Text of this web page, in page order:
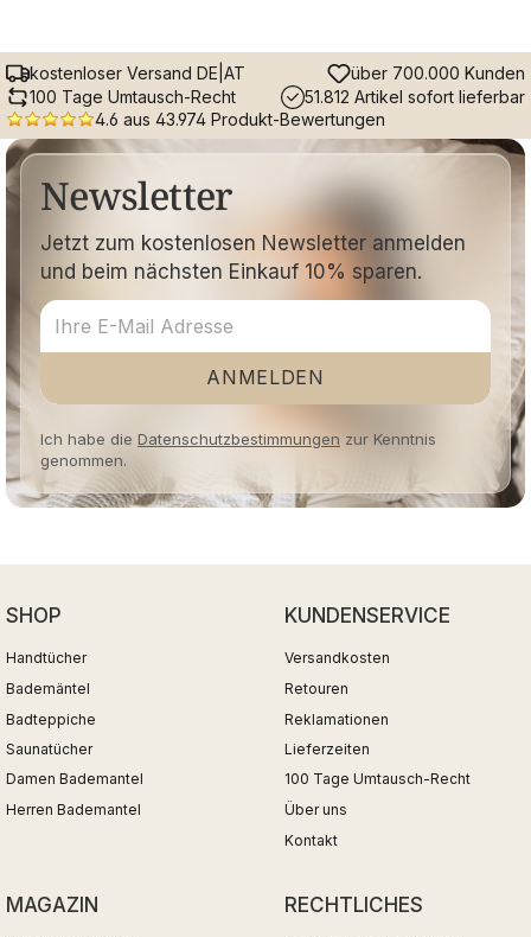
kostenloser Versand DE|AT
über 700.000 Kunden
100 Tage Umtausch-Recht
51.812 Artikel sofort lieferbar
4.6 aus 43.974 Produkt-Bewertungen
Newsletter
Jetzt zum kostenlosen Newsletter anmelden
und beim nächsten Einkauf 10% sparen.
ANMELDEN
Ich habe die Datenschutzbestimmungen zur Kenntnis
genommen.
SHOP
Handtücher
Bademäntel
Badteppiche
Saunatücher
Damen Bademantel
Herren Bademantel
KUNDENSERVICE
Versandkosten
Retouren
Reklamationen
Lieferzeiten
100 Tage Umtausch-Recht
Über uns
Kontakt
MAGAZIN RECHTLICHES